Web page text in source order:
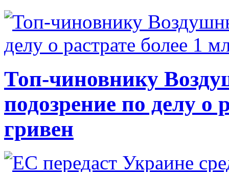
Топ-чиновнику
подозрение по делу о
гривен